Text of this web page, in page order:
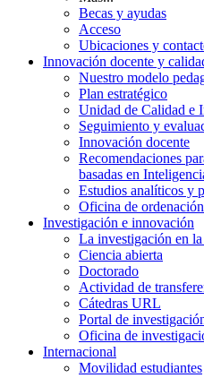
Becas y ayudas
Acceso
Ubicaciones y
Innovación docente y
Nuestro modelo
Plan estratégico
Unidad de Calidad e
Seguimiento y
Innovación docente
Recomendaciones
basadas en
Estudios analíticos y
Oficina de
Investigación e innovación
La investigación en
Ciencia abierta
Doctorado
Actividad de
Cátedras URL
Portal de
Oficina de
Internacional
Movilidad estudiantes